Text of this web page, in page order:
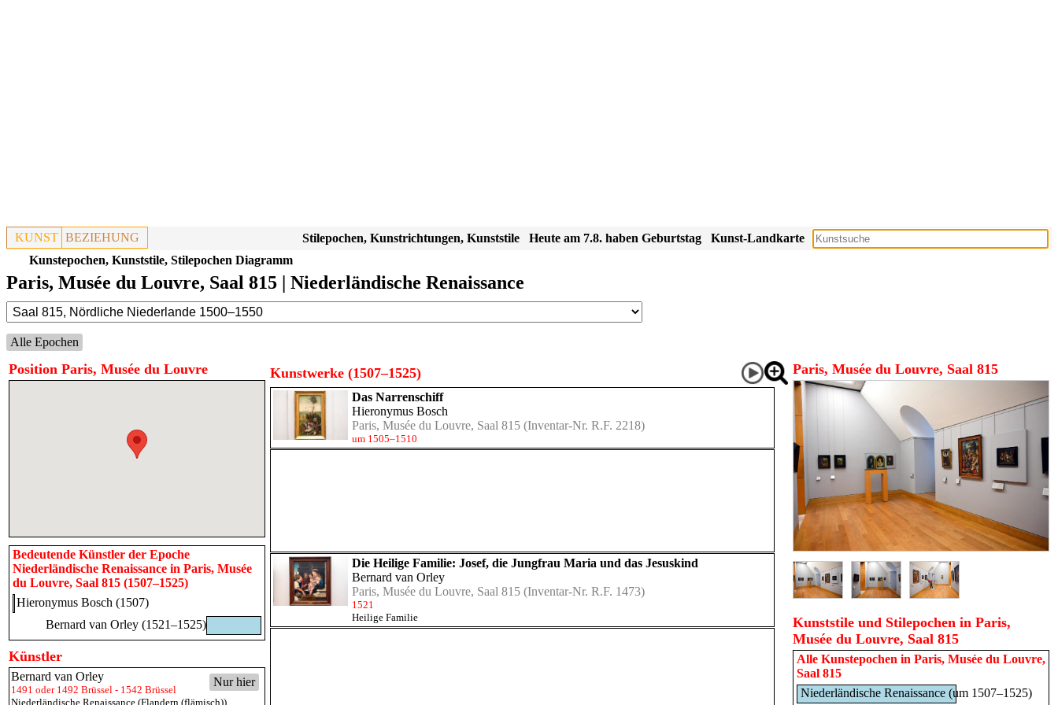
KUNST BEZIEHUNG Kunst-Landkarte
Heute am 7.8. haben Geburtstag
Stilepochen, Kunstrichtungen, Kunststile
Kunstepochen, Kunststile, Stilepochen Diagramm
Paris, Musée du Louvre, Saal 815 | Niederländische Renaissance
Alle Epochen
Position Paris, Musée du Louvre
Bedeutende Künstler der Epoche
Niederländische Renaissance in Paris, Musée
du Louvre, Saal 815 (1507–1525)
Hieronymus Bosch (1507)
Bernard van Orley (1521–1525)
Künstler
Nur hier
Bernard van Orley
1491 oder 1492 Brüssel - 1542 Brüssel
Niederländische Renaissance (Flandern (flämisch))
Kunstwerke (1507–1525)
Das Narrenschiff
Hieronymus Bosch
Paris, Musée du Louvre, Saal 815 (Inventar-Nr. R.F. 2218)
um 1505–1510
Die Heilige Familie: Josef, die Jungfrau Maria und das Jesuskind
Bernard van Orley
Paris, Musée du Louvre, Saal 815 (Inventar-Nr. R.F. 1473)
1521
Heilige Familie
Paris, Musée du Louvre, Saal 815
Kunststile und Stilepochen in Paris,
Musée du Louvre, Saal 815
Alle Kunstepochen in Paris, Musée du Louvre,
Saal 815
Niederländische Renaissance (um 1507–1525)